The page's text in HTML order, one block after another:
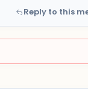
Reply to this